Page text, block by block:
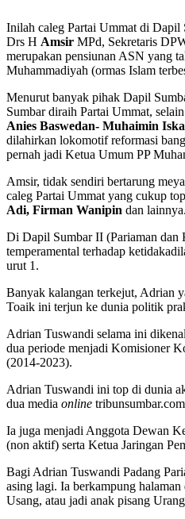
Inilah caleg Partai Ummat di
Drs H Amsir MPd, Sekretaris
merupakan pensiunan ASN yang
Muhammadiyah (ormas Islam
Menurut banyak pihak Dapil
Sumbar diraih Partai Ummat,
Anies Baswedan- Muhaimin
dilahirkan lokomotif reformasi
pernah jadi Ketua Umum PP
Amsir, tidak sendiri bertarung
caleg Partai Ummat yang cukup
Adi, Firman Wanipin dan lainnya.
Di Dapil Sumbar II (Pariaman dan
temperamental terhadap
urut 1.
Banyak kalangan terkejut, Adrian
Toaik ini terjun ke dunia politik
Adrian Tuswandi selama ini
dua periode menjadi Komisioner
(2014-2023).
Adrian Tuswandi ini top di dunia
dua media online
Ia juga menjadi Anggota Dewan
(non aktif) serta Ketua Jaringan
Bagi Adrian Tuswandi Padang
asing lagi. Ia berkampung
Usang, atau jadi anak pisang